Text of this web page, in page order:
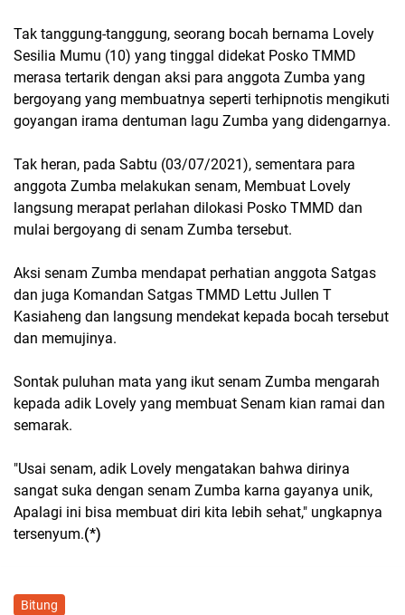
Tak tanggung-tanggung, seorang bocah bernama Lovely
Sesilia Mumu (10) yang tinggal didekat Posko TMMD
merasa tertarik dengan aksi para anggota Zumba yang
bergoyang yang membuatnya seperti terhipnotis mengikuti
goyangan irama dentuman lagu Zumba yang didengarnya.
Tak heran, pada Sabtu (03/07/2021), sementara para
anggota Zumba melakukan senam, Membuat Lovely
langsung merapat perlahan dilokasi Posko TMMD dan
mulai bergoyang di senam Zumba tersebut.
Aksi senam Zumba mendapat perhatian anggota Satgas
dan juga Komandan Satgas TMMD Lettu Jullen T
Kasiaheng dan langsung mendekat kepada bocah tersebut
dan memujinya.
Sontak puluhan mata yang ikut senam Zumba mengarah
kepada adik Lovely yang membuat Senam kian ramai dan
semarak.
"Usai senam, adik Lovely mengatakan bahwa dirinya
sangat suka dengan senam Zumba karna gayanya unik,
Apalagi ini bisa membuat diri kita lebih sehat," ungkapnya
tersenyum.(*)
Bitung